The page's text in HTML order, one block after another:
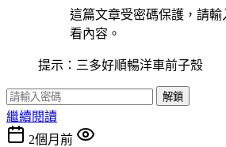
這篇文章受密碼保護，請輸
看內容。
提示：三多好順暢洋車前子殼
解鎖
繼續閱讀
2個月前